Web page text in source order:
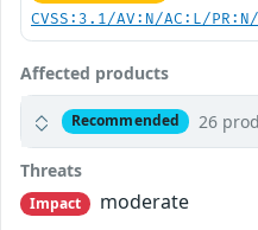
CVSS:3.1/AV:N/AC:L/
Affected products
Recommended 26
Threats
Impact
moderate